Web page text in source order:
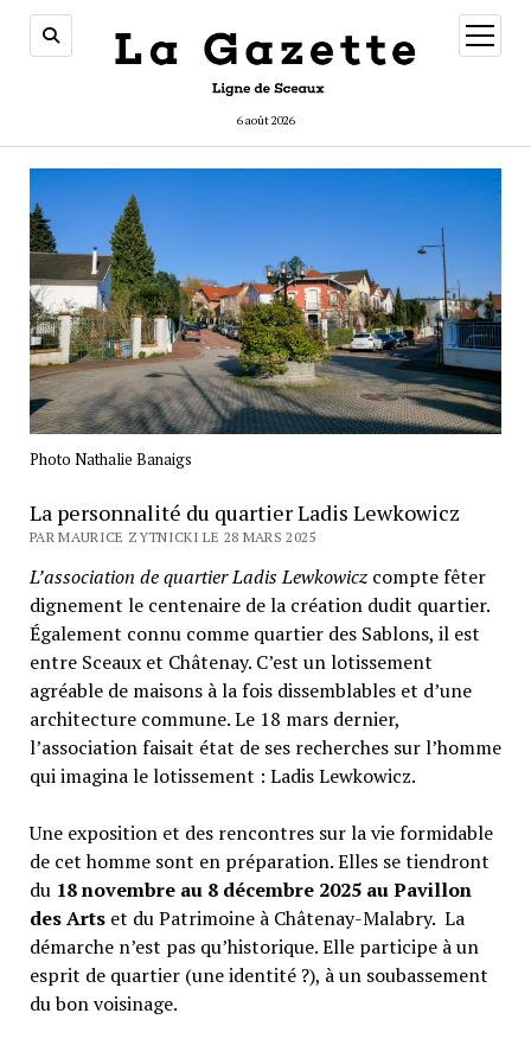
6 août 2026
ouvrir
menu
Photo Nathalie Banaigs
La personnalité du quartier Ladis Lewkowicz
PAR MAURICE ZYTNICKI LE 28 MARS 2025
L’association de quartier Ladis Lewkowicz compte fêter
dignement le centenaire de la création dudit quartier.
Également connu comme quartier des Sablons, il est
entre Sceaux et Châtenay. C’est un lotissement
agréable de maisons à la fois dissemblables et d’une
architecture commune. Le 18 mars dernier,
l’association faisait état de ses recherches sur l’homme
qui imagina le lotissement : Ladis Lewkowicz.
Une exposition et des rencontres sur la vie formidable
de cet homme sont en préparation. Elles se tiendront
du 18 novembre au 8 décembre 2025 au Pavillon
des Artset du Patrimoine à Châtenay-Malabry. La
démarche n’est pas qu’historique. Elle participe à un
esprit de quartier (une identité ?), à un soubassement
du bon voisinage.